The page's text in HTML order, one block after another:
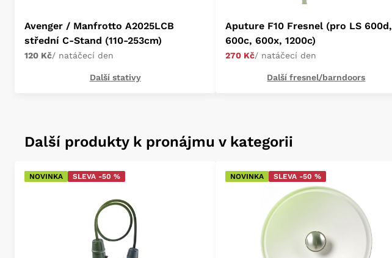
Avenger / Manfrotto A2025LCB
střední C-Stand (110-253cm)
120 Kč/ natáčecí den
Další stativy
Aputure F10 Fresnel (pro LS 600d,
600c, 600x, 1200c)
270 Kč/ natáčecí den
Další fresnel/barndoors
Další produkty k pronájmu v kategorii
NOVINKA SLEVA -50 % NOVINKA SLEVA -50 %